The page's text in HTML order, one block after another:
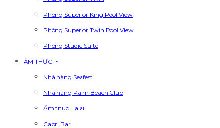
Phòng Superior King Pool View
Phòng Superior Twin Pool View
Phòng Studio Suite
ẨM THỰC
Nhà hàng Seafest
Nhà hàng Palm Beach Club
Ẩm thực Halal
Capri Bar